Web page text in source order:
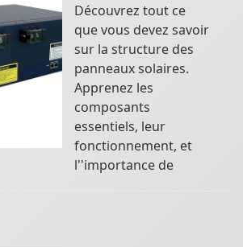
Découvrez tout ce
que vous devez savoir
sur la structure des
panneaux solaires.
Apprenez les
composants
essentiels, leur
fonctionnement, et
l''importance de